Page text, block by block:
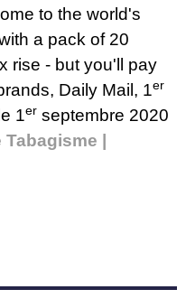
to the world's
a pack of 20
rise - but you'll pay
, Daily Mail, 1er
1er septembre 2020
|